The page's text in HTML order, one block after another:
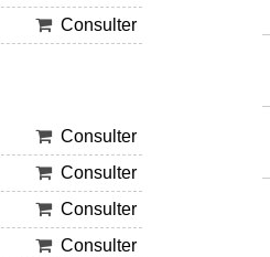
Consulter
Consulter
Consulter
Consulter
Consulter